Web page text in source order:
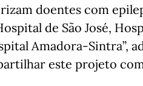
doentes com
de São José,
Amadora-Sintra”,
este projeto